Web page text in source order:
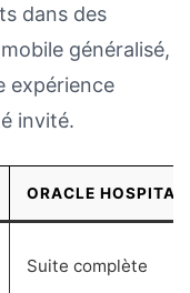
dans des
généralisé,
expérience
invité.
ORACLE
Suite complète